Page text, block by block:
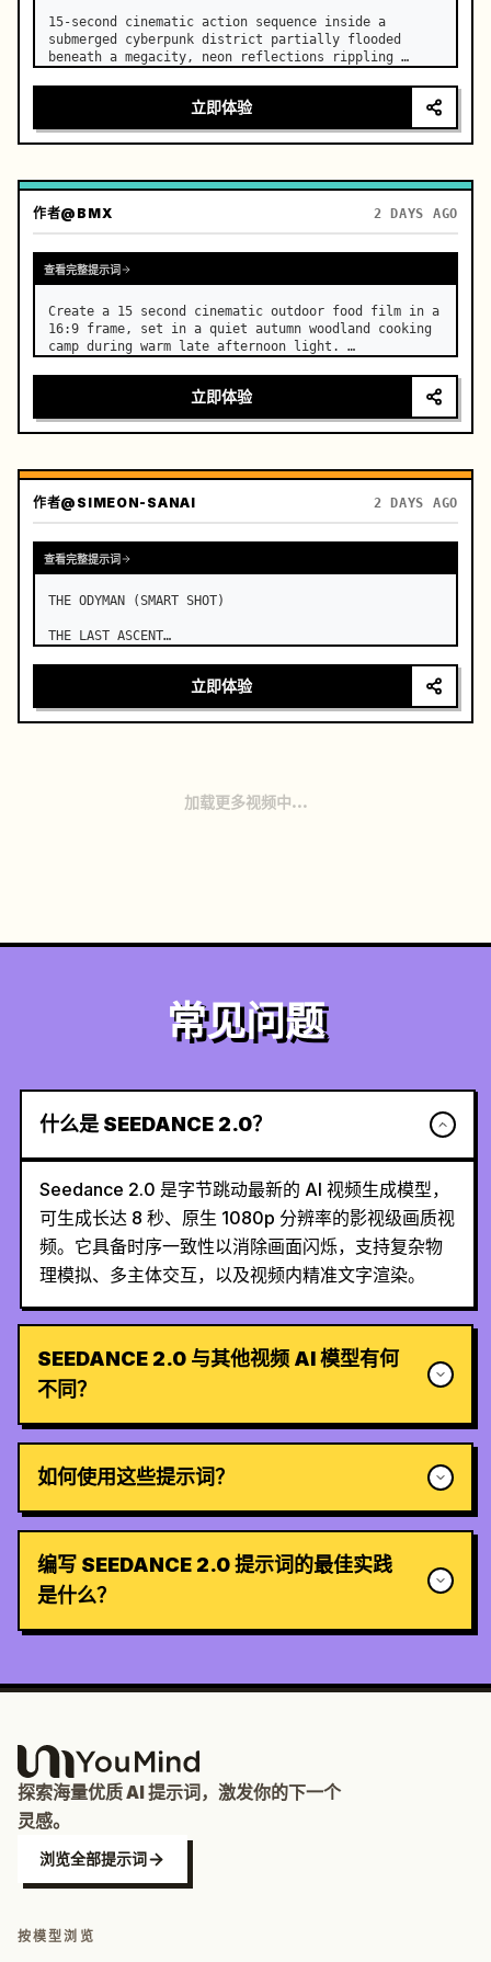
15-second cinematic action sequence inside a
submerged cyberpunk district partially flooded
beneath a megacity, neon reflections rippling
立即体验
作者@BMX 2 DAYS AGO
查看完整提示词
Create a 15 second cinematic outdoor food film in a
16:9 frame, set in a quiet autumn woodland cooking
camp during warm late afternoon light. …
立即体验
作者@SIMEON-SANAI 2 DAYS AGO
查看完整提示词
THE ODYMAN (SMART SHOT)
THE LAST ASCENT
Use the exact same visual lock throughout. …
立即体验
加载更多视频中...
常见问题
什么是 SEEDANCE 2.0？
Seedance 2.0 是字节跳动最新的 AI 视频生成模型，
可生成长达 8 秒、原生 1080p 分辨率的影视级画质视
频。它具备时序一致性以消除画面闪烁，支持复杂物
理模拟、多主体交互，以及视频内精准文字渲染。
SEEDANCE 2.0 与其他视频 AI 模型有何
不同？
如何使用这些提示词？
编写 SEEDANCE 2.0 提示词的最佳实践
是什么？
探索海量优质 AI 提示词，激发你的下一个
灵感。
浏览全部提示词
按模型浏览